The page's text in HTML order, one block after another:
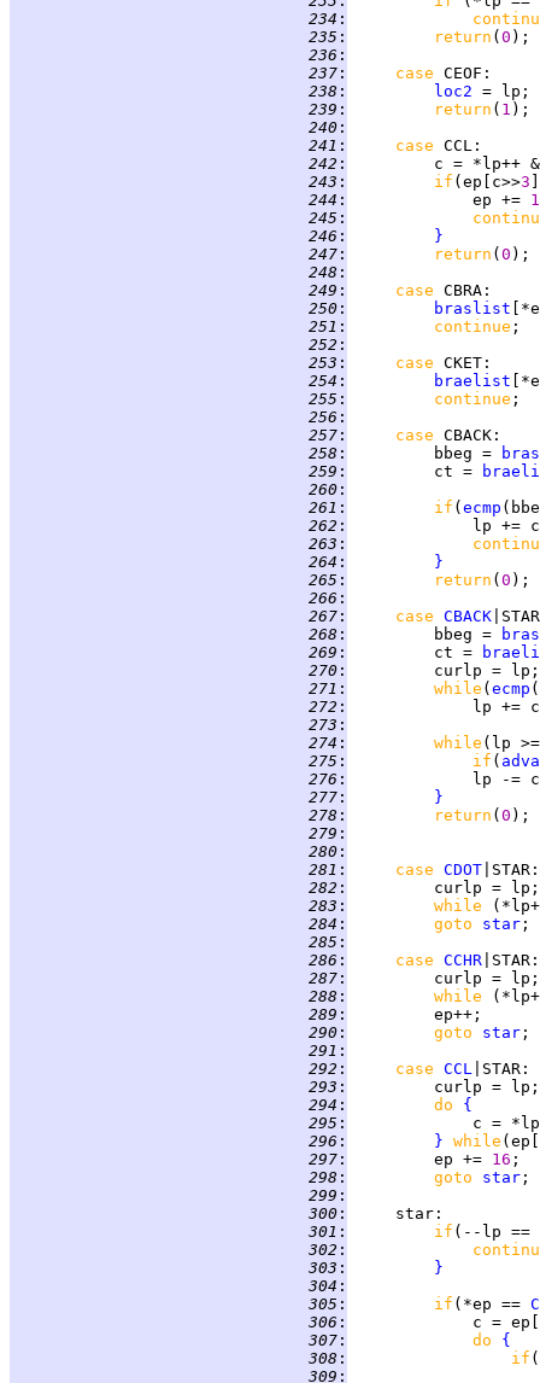
234 :
235 : return ( 0
236 :
237 : case CEOF
238 : loc2
239 : return ( 1
240 :
241 : case CCL
242 :
c = *lp++
243 : if (ep[c>>3
244 :
             ep +=
245 :
246 :
}
247 : return ( 0
248 :
249 : case CBRA
250 :
braslist
251 : continue
252 :
253 : case CKET
254 :
braelist
255 : continue
256 :
257 : case CBACK
258 :
         bbeg =
259 :
         ct =
260 :
261 : if ( ecmp
262 :
263 :
264 :
}
265 : return ( 0
266 :
267 : case CBACK STAR
268 :
         bbeg =
269 :
         ct =
270 :
271 : while ( ecmp
272 :
273 :
274 : while (lp
275 : if (
276 :
277 :
}
278 : return ( 0
279 :
280 :
281 : case CDOT
282 :
283 :
while
284 : goto star
285 :
286 : case CCHR
287 :
288 :
while
289 :
290 : goto star
291 :
292 : case CCL
293 :
294 : do {
295 :
c =
296 : } while
297 :
         ep +=
16
298 : goto star
299 :
300 : star
301 : if (--lp
302 :
303 :
}
304 :
305 : if (*ep ==
306 :
             c = ep[
307 : do {
308 :
if
309 :